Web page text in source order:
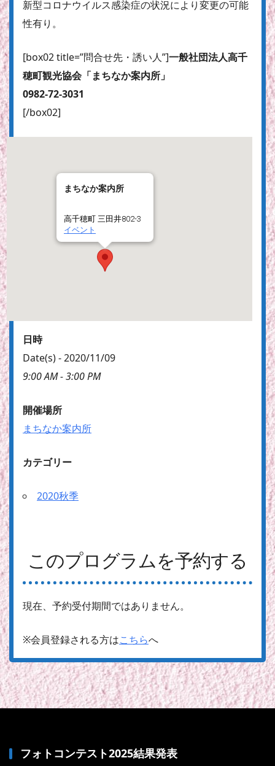
新型コロナウイルス感染症の状況により変更の可能
性有り。
[box02 title=”問合せ先・誘い人”]一般社団法人高千
穂町観光協会「まちなか案内所」
0982-72-3031
[/box02]
まちなか案内所
高千穂町 三田井802-3
イベント
日時
Date(s) - 2020/11/09
9:00 AM - 3:00 PM
開催場所
まちなか案内所
カテゴリー
2020秋季
このプログラムを予約する
現在、予約受付期間ではありません。
※会員登録される方はこちらへ
フォトコンテスト2025結果発表